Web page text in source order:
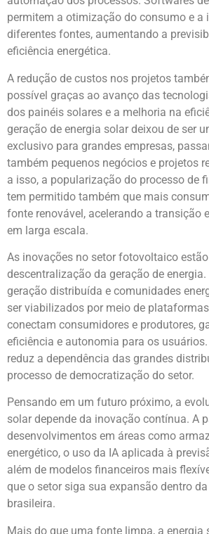
permitem a otimização do consumo e a
diferentes fontes, aumentando a
eficiência energética.
A redução de custos nos projetos
possível graças ao avanço das
dos painéis solares e a melhoria na
geração de energia solar deixou de ser
exclusivo para grandes empresas,
também pequenos negócios e projetos
a isso, a popularização do processo de
tem permitido também que mais
fonte renovável, acelerando a transição
em larga escala.
As inovações no setor fotovoltaico
descentralização da geração de
geração distribuída e comunidades
ser viabilizados por meio de
conectam consumidores e produtores,
eficiência e autonomia para os
reduz a dependência das grandes
processo de democratização do setor.
Pensando em um futuro próximo, a
solar depende da inovação contínua. A
desenvolvimentos em áreas como
energético, o uso da IA aplicada à
além de modelos financeiros mais
que o setor siga sua expansão dentro
brasileira.
Mais do que uma fonte limpa, a energia